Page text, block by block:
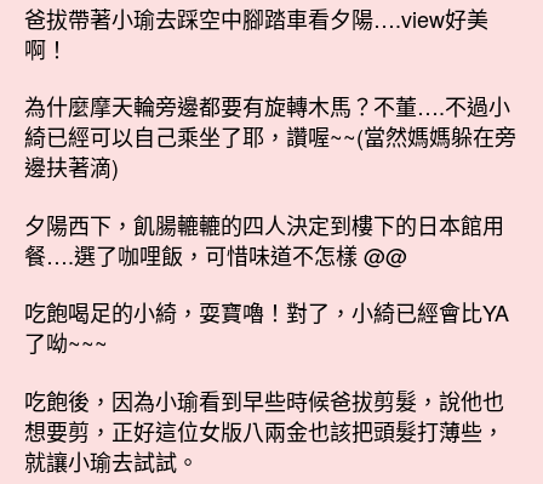
爸拔帶著小瑜去踩空中腳踏車看夕陽….view好美
啊！
為什麼摩天輪旁邊都要有旋轉木馬？不董….不過小
綺已經可以自己乘坐了耶，讚喔~~(當然媽媽躲在旁
邊扶著滴)
夕陽西下，飢腸轆轆的四人決定到樓下的日本館用
餐….選了咖哩飯，可惜味道不怎樣 @@
吃飽喝足的小綺，耍寶嚕！對了，小綺已經會比YA
了呦~~~
吃飽後，因為小瑜看到早些時候爸拔剪髮，說他也
想要剪，正好這位女版八兩金也該把頭髮打薄些，
就讓小瑜去試試。